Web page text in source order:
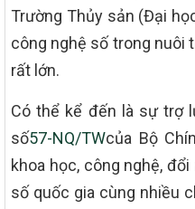
Trường Thủy sản (Đại
công nghệ số trong nuôi
rất lớn.
Có thể kể đến là sự trợ
số57-NQ/TWcủa Bộ
khoa học, công nghệ,
số quốc gia cùng nhiều